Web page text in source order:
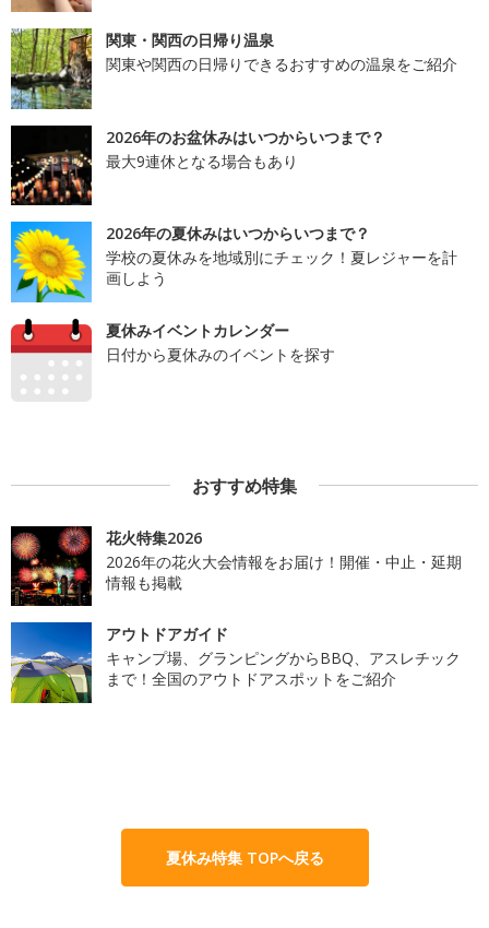
関東・関西の日帰り温泉
関東や関西の日帰りできるおすすめの温泉をご紹介
2026年のお盆休みはいつからいつまで？
最大9連休となる場合もあり
2026年の夏休みはいつからいつまで？
学校の夏休みを地域別にチェック！夏レジャーを計
画しよう
夏休みイベントカレンダー
日付から夏休みのイベントを探す
おすすめ特集
花火特集2026
2026年の花火大会情報をお届け！開催・中止・延期
情報も掲載
アウトドアガイド
キャンプ場、グランピングからBBQ、アスレチック
まで！全国のアウトドアスポットをご紹介
夏休み特集 TOPへ戻る